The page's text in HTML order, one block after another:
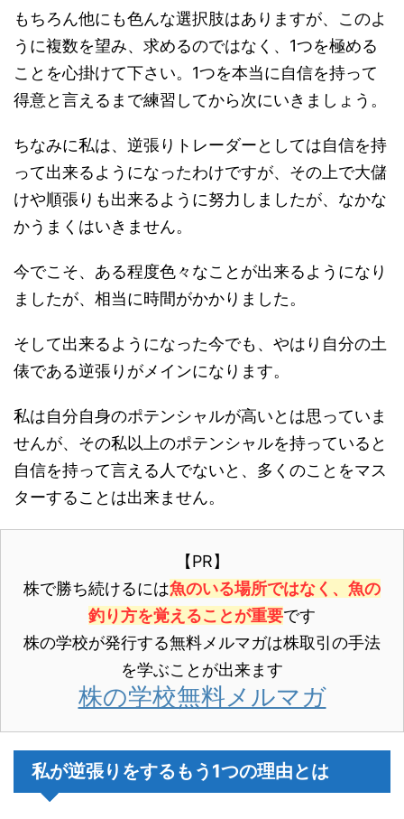
もちろん他にも色んな選択肢はありますが、このよ
うに複数を望み、求めるのではなく、1つを極める
ことを心掛けて下さい。1つを本当に自信を持って
得意と言えるまで練習してから次にいきましょう。
ちなみに私は、逆張りトレーダーとしては自信を持
って出来るようになったわけですが、その上で大儲
けや順張りも出来るように努力しましたが、なかな
かうまくはいきません。
今でこそ、ある程度色々なことが出来るようになり
ましたが、相当に時間がかかりました。
そして出来るようになった今でも、やはり自分の土
俵である逆張りがメインになります。
私は自分自身のポテンシャルが高いとは思っていま
せんが、その私以上のポテンシャルを持っていると
自信を持って言える人でないと、多くのことをマス
ターすることは出来ません。
【PR】
株で勝ち続けるには魚のいる場所ではなく、魚の
釣り方を覚えることが重要です
株の学校が発行する無料メルマガは株取引の手法
を学ぶことが出来ます
株の学校無料メルマガ
私が逆張りをするもう1つの理由とは